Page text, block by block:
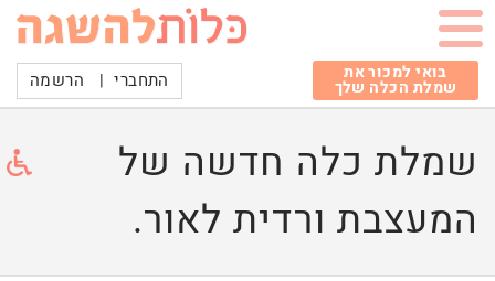
בואי למכור את
שמלת הכלה שלך התחברי | הרשמה
שמלת כלה חדשה של
המעצבת ורדית לאור.